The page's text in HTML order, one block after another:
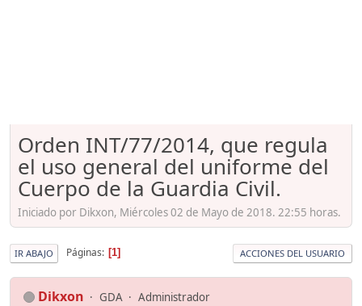
Orden INT/77/2014, que regula
el uso general del uniforme del
Cuerpo de la Guardia Civil.
Iniciado por Dikxon, Miércoles 02 de Mayo de 2018. 22:55 horas.
IR ABAJO Páginas 1 ACCIONES DEL USUARIO
Dikxon GDA Administrador